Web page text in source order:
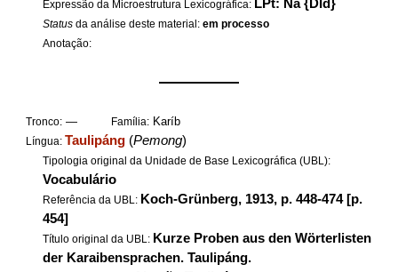
Expressão da Microestrutura Lexicográfica: LPt: Na {DId}
Status da análise deste material:em processo
Anotação:
——————
Tronco: — Família: Karíb
Língua: Taulipáng (Pemong)
Tipologia original da Unidade de Base Lexicográfica (UBL):
Vocabulário
Referência da UBL: Koch-Grünberg, 1913, p. 448-474 [p.
454]
Título original da UBL: Kurze Proben aus den Wörterlisten
der Karaibensprachen. Taulipáng.